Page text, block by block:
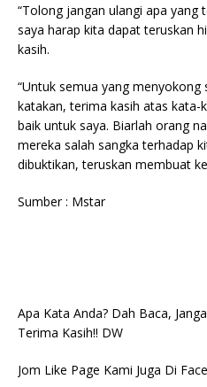
“Tolong jangan ulangi apa yang
saya harap kita dapat teruskan
kasih.
“Untuk semua yang
katakan, terima kasih atas
baik untuk saya. Biarlah orang
mereka salah sangka terhadap
dibuktikan, teruskan membuat
Sumber : Mstar
Apa Kata Anda? Dah Baca,
Terima Kasih!! DW
Jom Like Page Kami Juga Di